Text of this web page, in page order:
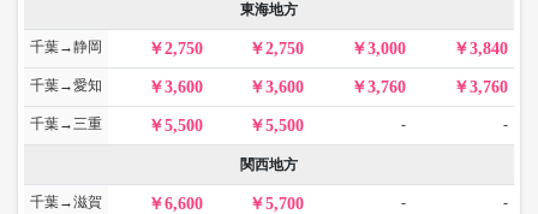
東海地方
千葉→静岡 2,750 2,750 3,000 3,840
千葉→愛知 3,600 3,600 3,760 3,760
千葉→三重 5,500 5,500 - -
関西地方
千葉→滋賀 6,600 5,700 - -